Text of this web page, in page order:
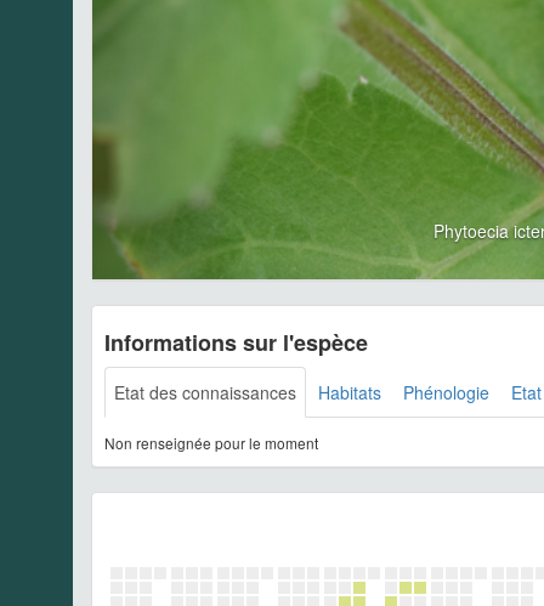
Phytoecia
Informations sur l'espèce
Etat des connaissances Habitats Phénologie
Non renseignée pour le moment